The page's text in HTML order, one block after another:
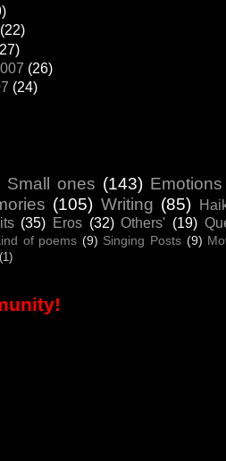
(22)
(26)
(24)
Small ones (143) Emotions
(105) Writing (85)
(35) Eros (32) Others' (19)
of poems (9) Singing Posts (9)
(1)